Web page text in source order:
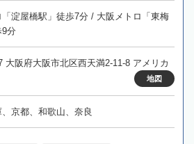
「淀屋橋駅」徒歩7分 / 大阪メトロ「東梅
分
大阪府大阪市北区西天満2-11-8 アメリカ
地図
京都、和歌山、奈良